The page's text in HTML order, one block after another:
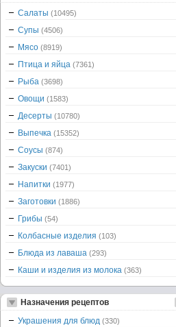
Салаты (10495)
Супы (4506)
Мясо (8919)
Птица и яйца (7361)
Рыба (3698)
Овощи (1583)
Десерты (10780)
Выпечка (15352)
Соусы (874)
Закуски (7401)
Напитки (1977)
Заготовки (1886)
Грибы (54)
Колбасные изделия (103)
Блюда из лаваша (293)
Каши и изделия из молока (363)
Назначения рецептов
Украшения для блюд (330)